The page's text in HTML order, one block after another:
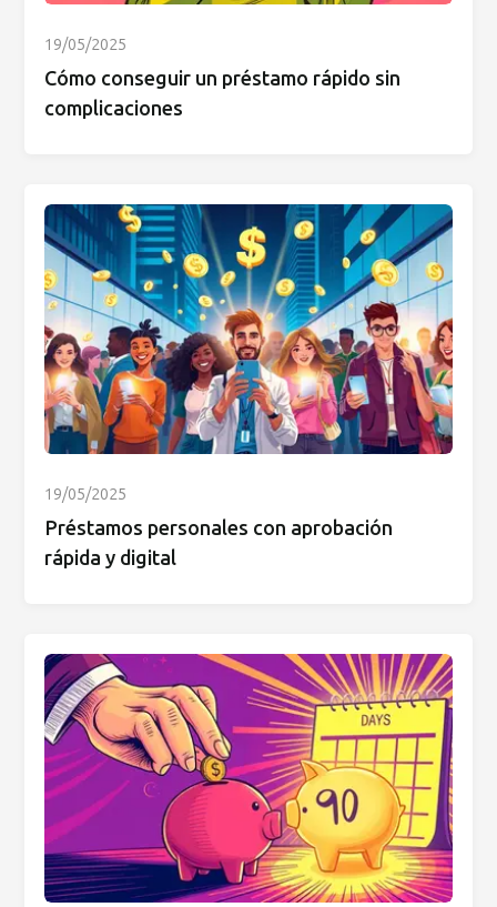
19/05/2025
Cómo conseguir un préstamo rápido sin
complicaciones
19/05/2025
Préstamos personales con aprobación
rápida y digital